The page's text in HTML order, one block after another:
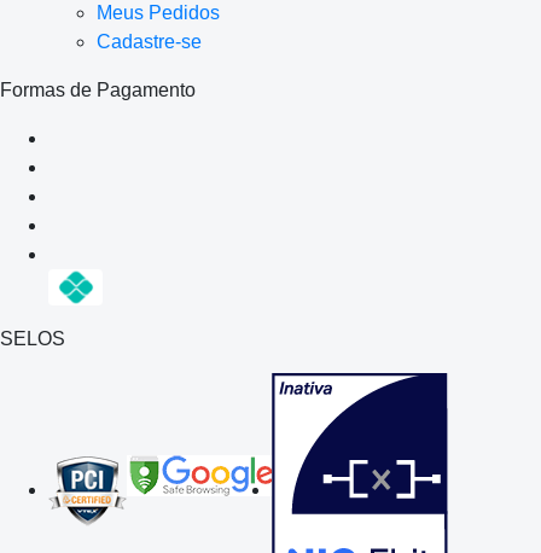
Meus Pedidos
Cadastre-se
Formas de Pagamento
SELOS